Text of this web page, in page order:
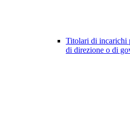
Titolari di incarichi
di direzione o di